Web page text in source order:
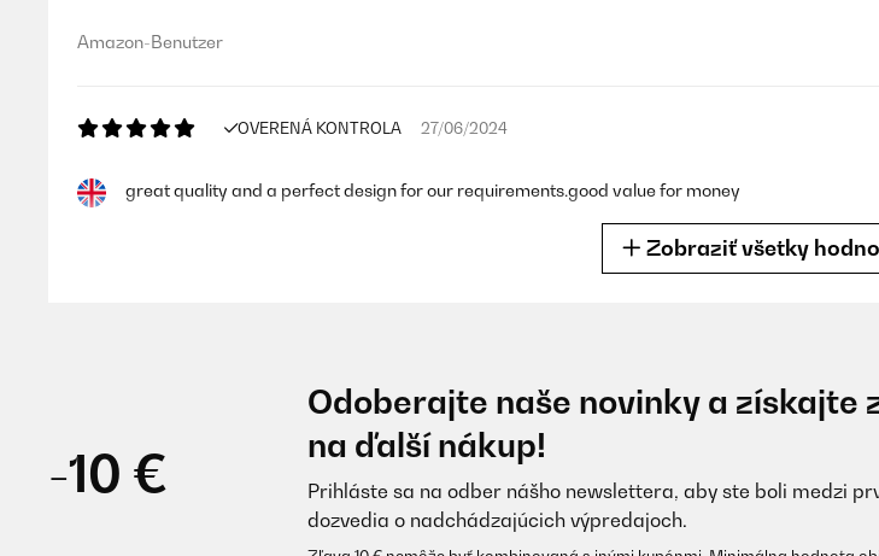
Amazon-Benutzer
OVERENÁ KONTROLA 27/06/2024
great quality and a perfect design for our requirements.good value for money
Wir suchten einen kleineren Brunnen und der ist top Sieht sehr toll aus und läuft super
Amazon-Benutzer
Zobraziť všetky
-10 €
Odoberajte naše novinky a získajte
na ďalší nákup!
Prihláste sa na odber nášho newslettera, aby ste boli medzi
dozvedia o nadchádzajúcich výpredajoch.